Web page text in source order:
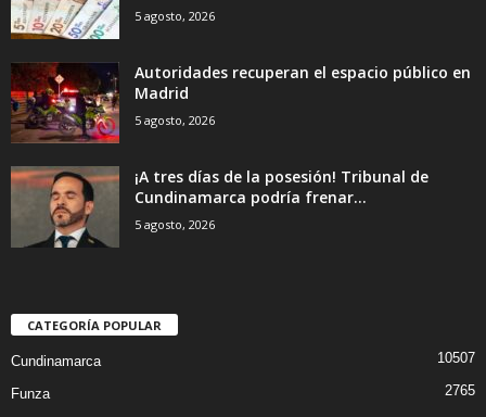
5 agosto, 2026
Autoridades recuperan el espacio público en
Madrid
5 agosto, 2026
¡A tres días de la posesión! Tribunal de
Cundinamarca podría frenar...
5 agosto, 2026
CATEGORÍA POPULAR
Cundinamarca 10507
Funza
2765